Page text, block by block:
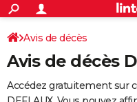
ACTUALITÉS
Politique
Société
Faits Divers
Education
Monde
Villes
+
SPORT
Coupe du monde 2026
Football
Tennis
Cyclisme
Rugby
Forum
Programme TV
TNT
Streaming
Cinéma
Sorties cinéma
Musique
+
FINANCE
Avis de décès
Avis de décès
Accédez gratuitement sur